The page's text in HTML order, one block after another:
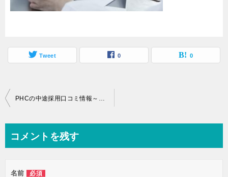
Tweet 0 0
投
ビ
PHCの中途採用口コミ情報～求人の傾向、転職者の年収、就労環境など～
コメントを残す
名前 必須